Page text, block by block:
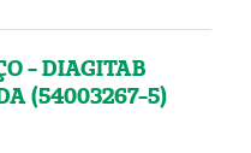
- DIAGITAB
(54003267-5)